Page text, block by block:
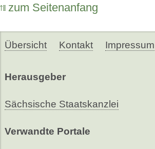
zum Seitenanfang
Übersicht Kontakt Impressum
Herausgeber
Sächsische Staatskanzlei
Verwandte Portale